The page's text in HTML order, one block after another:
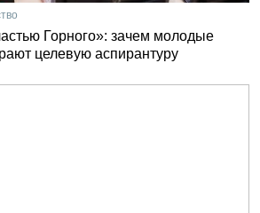
Горного»: зачем молодые
целевую аспирантуру